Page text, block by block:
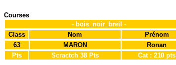
Courses
- bois_noir_breil -
Class
Nom Prénom
63
MARON Ronan
Pts
Scractch 38 Pts Cat : 210 pts